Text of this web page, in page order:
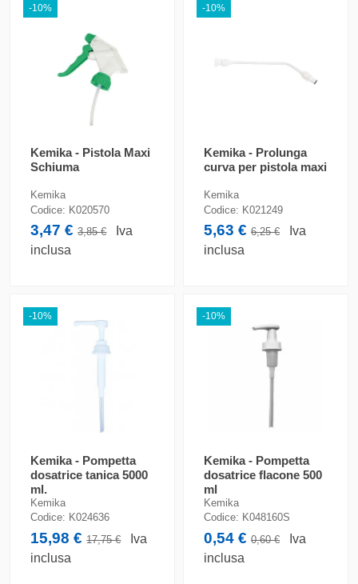
-10%
Kemika - Pistola Maxi
Schiuma
Kemika
Codice: K020570
3,47 €3,85 €
Iva
inclusa
-10%
Kemika - Prolunga
curva per pistola maxi
Kemika
Codice: K021249
5,63 €6,25 €
Iva
inclusa
-10%
Kemika - Pompetta
dosatrice tanica 5000
ml.
Kemika
Codice: K024636
15,98 €17,75 €
Iva
inclusa
-10%
Kemika - Pompetta
dosatrice flacone 500
ml
Kemika
Codice: K048160S
0,54 €0,60 €
Iva
inclusa